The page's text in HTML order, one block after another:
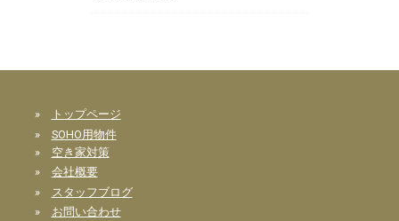
»
トップページ
» SOHO用物件
» 空き家対策
» 会社概要
»
スタッフブログ
» お問い合わせ